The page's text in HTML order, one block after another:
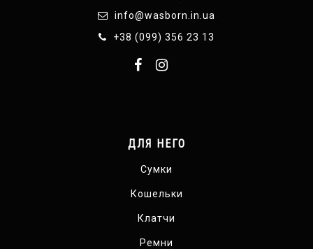
info@wasborn.in.ua
+38 (099) 356 23 13
ДЛЯ НЕГО
Сумки
Кошельки
Клатчи
Ремни